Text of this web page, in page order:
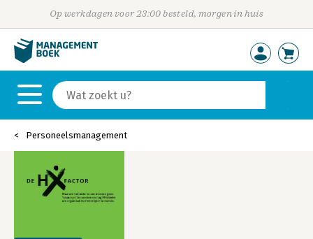
Op werkdagen voor 23:00 besteld, morgen in huis
Personeelsmanagement